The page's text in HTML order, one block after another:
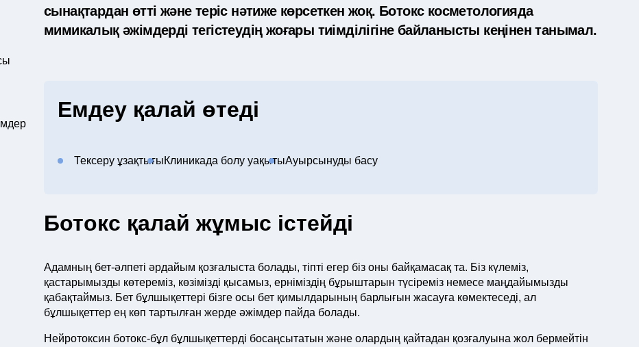
сынақтардан өтті және теріс нәтиже көрсеткен жоқ. Ботокс косметологияда
мимикалық әжімдерді тегістеудің жоғары тиімділігіне байланысты кеңінен танымал.
Емдеу қалай өтеді
Тексеру ұзақтығыКлиникада болу уақытыАуырсынуды басу
Ботокс қалай жұмыс істейді
Адамның бет-әлпеті әрдайым қозғалыста болады, тіпті егер біз оны байқамасақ та. Біз күлеміз,
қастарымызды көтереміз, көзімізді қысамыз, ерніміздің бұрыштарын түсіреміз немесе маңдайымызды
қабақтаймыз. Бет бұлшықеттері бізге осы бет қимылдарының барлығын жасауға көмектеседі, ал
бұлшықеттер ең көп тартылған жерде әжімдер пайда болады.
Нейротоксин ботокс-бұл бұлшықеттерді босаңсытатын және олардың қайтадан қозғалуына жол бермейтін